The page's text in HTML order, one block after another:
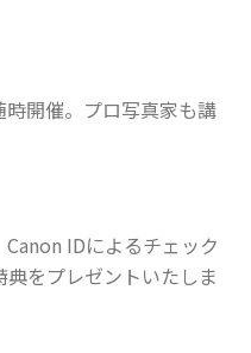
開催。プロ写真家も講
IDによるチェック
をプレゼントいたしま